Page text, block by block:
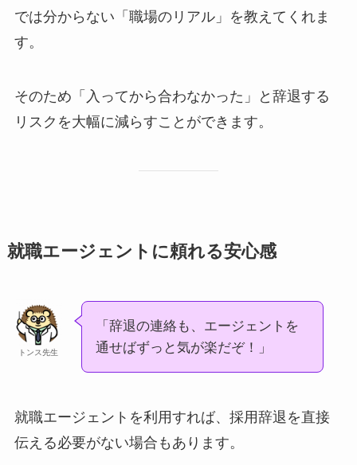
では分からない「職場のリアル」を教えてくれま
す。
そのため「入ってから合わなかった」と辞退する
リスクを大幅に減らすことができます。
就職エージェントに頼れる安心感
トンス先生
「辞退の連絡も、エージェントを
通せばずっと気が楽だぞ！」
就職エージェントを利用すれば、採用辞退を直接
伝える必要がない場合もあります。